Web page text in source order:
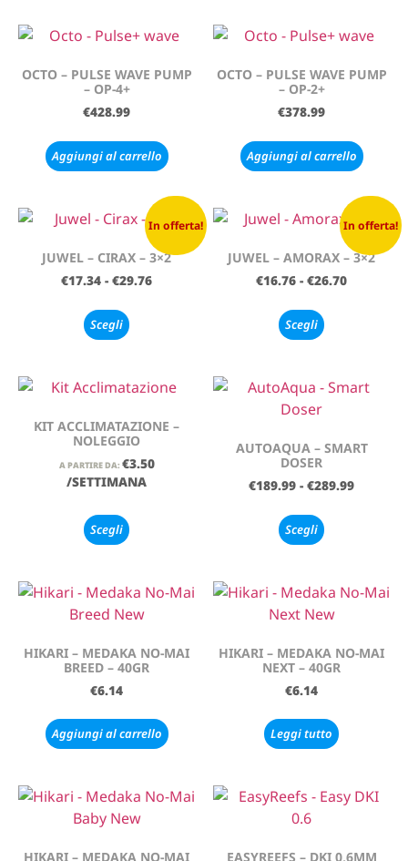
OCTO – PULSE WAVE PUMP
– OP-4+
€428.99
Aggiungi al carrello
OCTO – PULSE WAVE PUMP
– OP-2+
€378.99
Aggiungi al carrello
In offerta!
JUWEL – CIRAX – 3×2
€17.34 - €29.76
Scegli
In offerta!
JUWEL – AMORAX – 3×2
€16.76 - €26.70
Scegli
KIT ACCLIMATAZIONE –
NOLEGGIO
A PARTIRE DA: €3.50
/SETTIMANA
Scegli
AUTOAQUA – SMART
DOSER
€189.99 - €289.99
Scegli
HIKARI – MEDAKA NO-MAI
BREED – 40GR
€6.14
Aggiungi al carrello
HIKARI – MEDAKA NO-MAI
NEXT – 40GR
€6.14
Leggi tutto
HIKARI – MEDAKA NO-MAI EASYREEFS – DKI 0,6MM